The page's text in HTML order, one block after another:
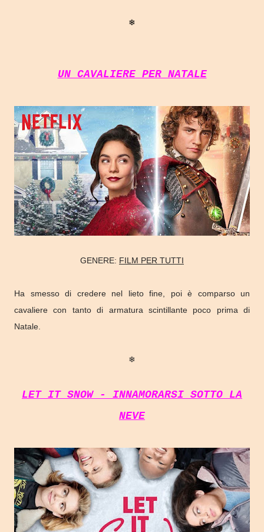
❄
UN CAVALIERE PER NATALE
GENERE: FILM PER TUTTI
Ha smesso di credere nel lieto fine, poi è comparso un
cavaliere con tanto di armatura scintillante poco prima di
Natale.
❄
LET IT SNOW - INNAMORARSI SOTTO LA
NEVE